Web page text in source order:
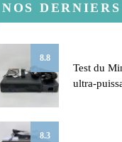
NOS
8.8
Test du
ultra-
8.3